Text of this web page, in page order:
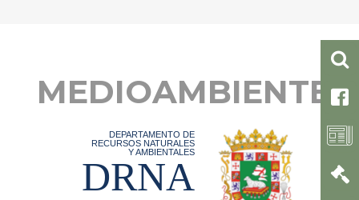
MEDIOAMBIENTE
DEPARTAMENTO DE
RECURSOS NATURALES
Y AMBIENTALES
DRNA